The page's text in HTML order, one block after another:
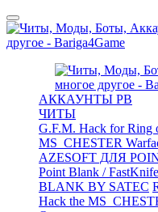
АККАУНТЫ PB
ЧИТЫ
G.F.M. Hack for Ring
MS_CHESTER
AZESOFT ДЛЯ
Point Blank /
BLANK BY SATEC
Hack the